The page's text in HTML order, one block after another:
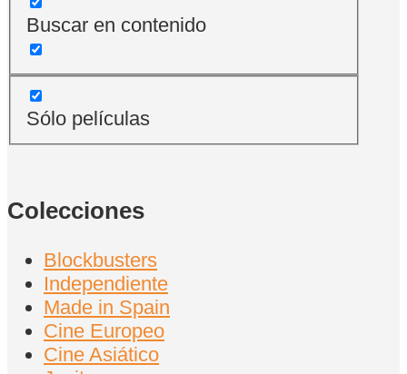
Buscar en contenido
Sólo películas
Colecciones
Blockbusters
Independiente
Made in Spain
Cine Europeo
Cine Asiático